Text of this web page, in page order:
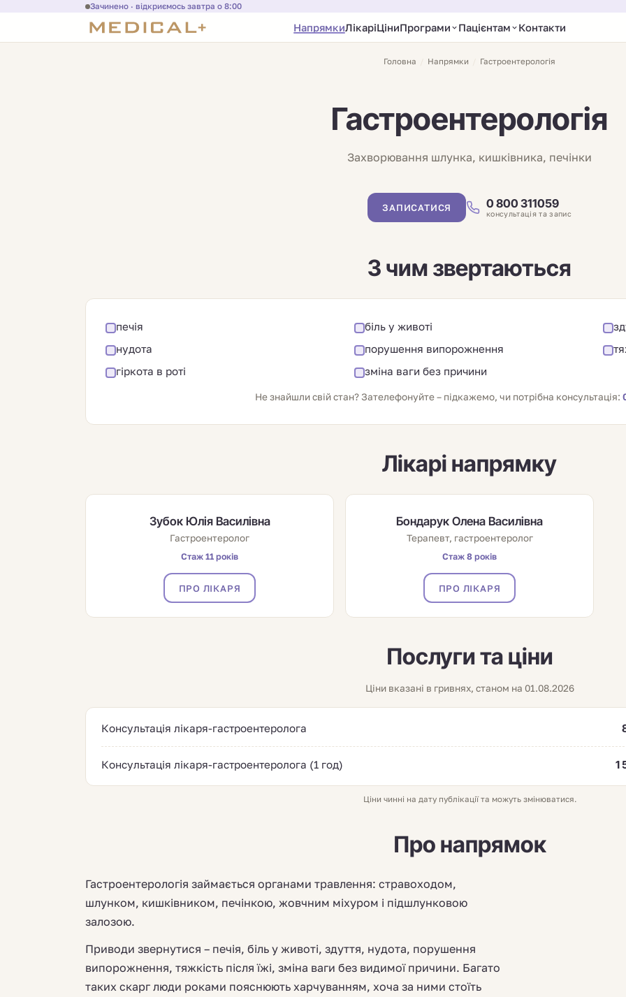
Зачинено · відкриємось завтра о 8:00
НапрямкиЛікаріЦіниПрограми Пацієнтам Контакти
Головна Напрямки Гастроентерологія
Гастроентерологія
Захворювання шлунка, кишківника, печінки
ЗАПИСАТИСЯ 0 800 311059
консультація та запис
З чим звертаються
печія біль у животі
нудота
порушення випорожнення
гіркота в роті
зміна ваги без причини
Не знайшли свій стан? Зателефонуйте – підкажемо, чи потрібна консультація:
Лікарі напрямку
Зубок Юлія Василівна
Гастроентеролог
Стаж 11 років
ПРО ЛІКАРЯ
Бондарук Олена Василівна
Терапевт, гастроентеролог
Стаж 8 років
ПРО ЛІКАРЯ
Послуги та ціни
Ціни вказані в гривнях, станом на 01.08.2026
Консультація лікаря-гастроентеролога
Консультація лікаря-гастроентеролога (1 год) 1
Ціни чинні на дату публікації та можуть змінюватися.
Про напрямок
Гастроентерологія займається органами травлення: стравоходом,
шлунком, кишківником, печінкою, жовчним міхуром і підшлунковою
залозою.
Приводи звернутися – печія, біль у животі, здуття, нудота, порушення
випорожнення, тяжкість після їжі, зміна ваги без видимої причини. Багато
таких скарг люди роками пояснюють харчуванням, хоча за ними стоїть